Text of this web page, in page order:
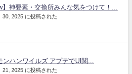
】神要素・交換所みんな気をつけて！...
30, 2025 に投稿された
ンハンワイルズ アプデでUI関...
21, 2025 に投稿された